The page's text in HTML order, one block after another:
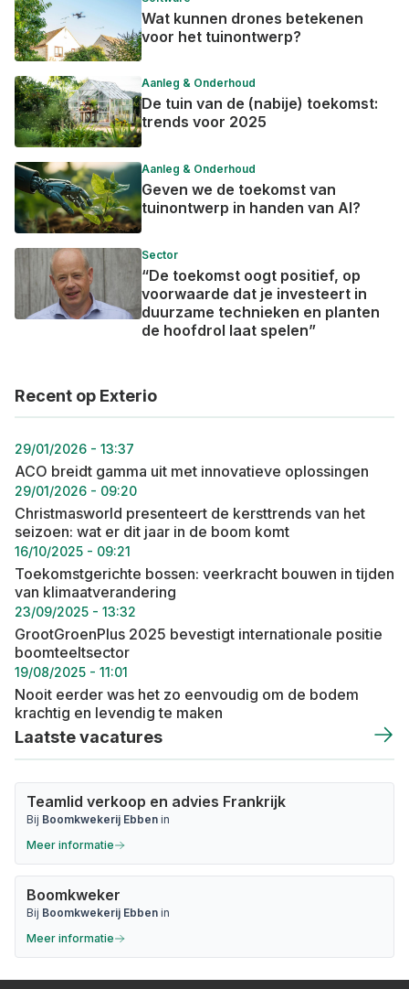
Wat kunnen drones betekenen
voor het tuinontwerp?
Aanleg & Onderhoud
De tuin van de (nabije) toekomst:
trends voor 2025
Aanleg & Onderhoud
Geven we de toekomst van
tuinontwerp in handen van AI?
Sector
“De toekomst oogt positief, op
voorwaarde dat je investeert in
duurzame technieken en planten
de hoofdrol laat spelen”
Recent op Exterio
29/01/2026 - 13:37
ACO breidt gamma uit met innovatieve oplossingen
29/01/2026 - 09:20
Christmasworld presenteert de kersttrends van het
seizoen: wat er dit jaar in de boom komt
16/10/2025 - 09:21
Toekomstgerichte bossen: veerkracht bouwen in tijden
van klimaatverandering
23/09/2025 - 13:32
GrootGroenPlus 2025 bevestigt internationale positie
boomteeltsector
19/08/2025 - 11:01
Nooit eerder was het zo eenvoudig om de bodem
krachtig en levendig te maken
Laatste vacatures
Teamlid verkoop en advies Frankrijk
Bij Boomkwekerij Ebben in
Meer informatie
Boomkweker
Bij Boomkwekerij Ebben in
Meer informatie